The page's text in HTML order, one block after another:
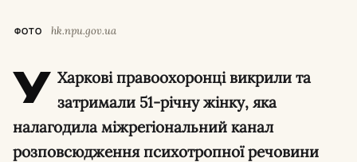
ФОТО hk.npu.gov.ua
У Харкові правоохоронці викрили та
затримали 51-річну жінку, яка
налагодила міжрегіональний канал
розповсюдження психотропної речовини